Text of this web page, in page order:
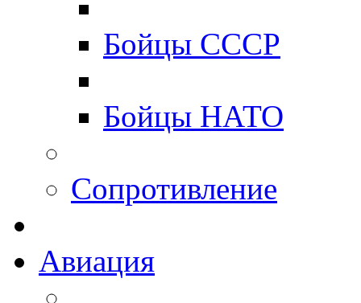
Бойцы СССР
Бойцы НАТО
Сопротивление
Авиация